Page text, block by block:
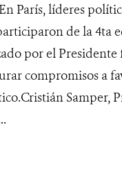
En París, líderes
de la 4ta
por el
compromisos a
Samper,